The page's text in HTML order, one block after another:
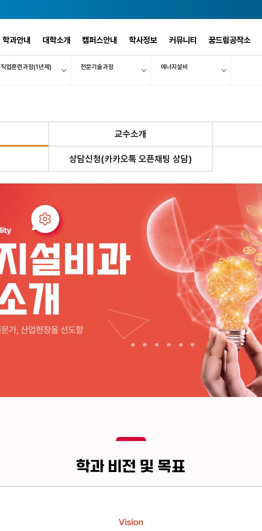
학과안내 대학소개 캠퍼스안내 학사정보 커뮤니티 꿈드림공작소
직업훈련과정(1년제) 전문기술과정 에너지설비
교수소개
상담신청(카카오톡 오픈채팅 상담)